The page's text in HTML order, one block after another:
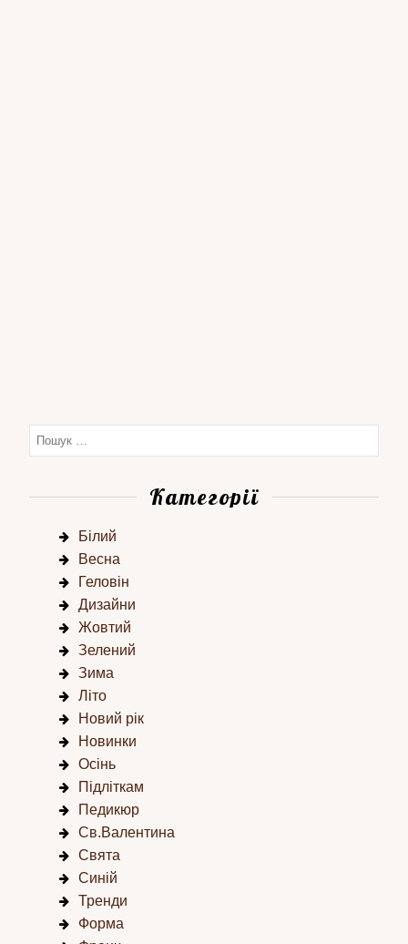
Категорії
Білий
Весна
Геловін
Дизайни
Жовтий
Зелений
Зима
Літо
Новий рік
Новинки
Осінь
Підліткам
Педикюр
Св.Валентина
Свята
Синій
Тренди
Форма